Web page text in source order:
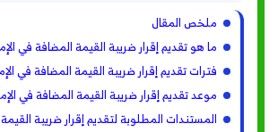
ملخص المقال
ما هو تقديم إقرار ضريبة القيمة المضافة في
فترات تقديم إقرار ضريبة القيمة المضافة في
موعد تقديم إقرار ضريبة القيمة المضافة في
المستندات المطلوبة لتقديم إقرار ضريبة